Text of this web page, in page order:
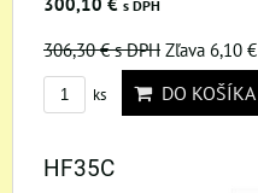
s DPH
306,30 €s DPH Zľava 6,10 €
ks DO KOŠÍKA
HF35C